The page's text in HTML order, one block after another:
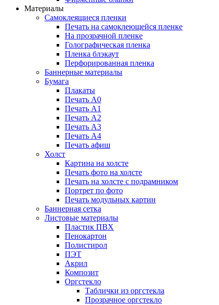
Материалы
Самоклеящиеся пленки
Печать на самоклеющейся пленке
На прозрачной пленке
Голографическая пленка
Пленка блэкаут
Перфорированная пленка
Баннерные материалы
Бумага
Плакаты
Печать А0
Печать А1
Печать А2
Печать А3
Печать А4
Печать афиш
Холст
Картина на холсте
Печать фото на холсте
Печать на холсте с подрамником
Портрет по фото
Печать модульных картин
Баннерная сетка
Листовые материалы
Пластик ПВХ
Пенокартон
Полистирол
ПЭТ
Акрил
Композит
Оргстекло
Таблички из оргстекла
Прозрачное оргстекло